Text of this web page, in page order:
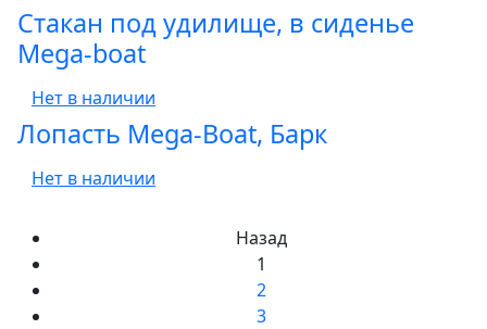
Стакан под удилище, в сиденье
Mega-boat
Нет в наличии
Лопасть Mega-Boat, Барк
Нет в наличии
Назад
1
2
3